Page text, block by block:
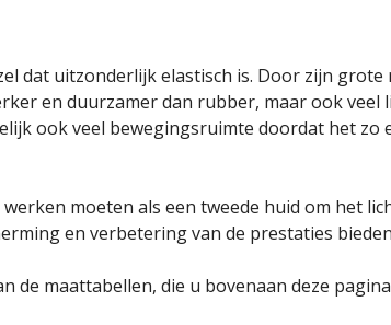
dat uitzonderlijk elastisch is. Door zijn
en duurzamer dan rubber, maar ook
ook veel bewegingsruimte doordat het zo
moeten als een tweede huid om het
en verbetering van de prestaties
de maattabellen, die u bovenaan deze